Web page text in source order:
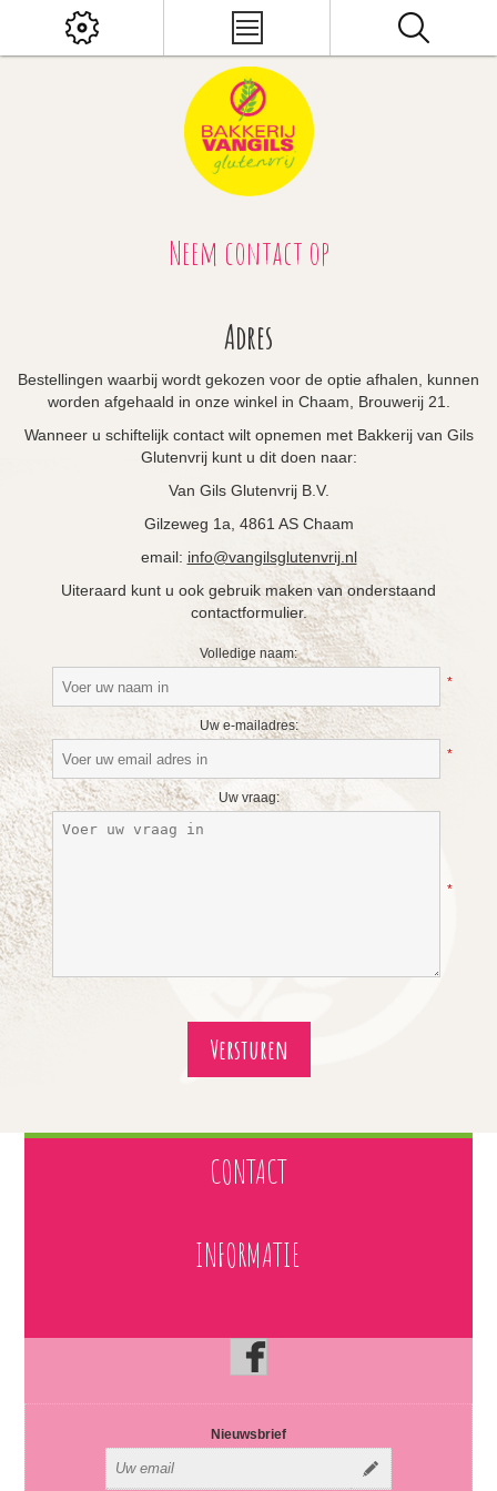
Neem contact op
Adres
Bestellingen waarbij wordt gekozen voor de optie afhalen, kunnen
worden afgehaald in onze winkel in Chaam, Brouwerij 21.
Wanneer u schiftelijk contact wilt opnemen met Bakkerij van Gils
Glutenvrij kunt u dit doen naar:
Van Gils Glutenvrij B.V.
Gilzeweg 1a, 4861 AS Chaam
email: info@vangilsglutenvrij.nl
Uiteraard kunt u ook gebruik maken van onderstaand
contactformulier.
Volledige naam:
*
Uw e-mailadres:
*
Uw vraag:
*
CONTACT
INFORMATIE
Nieuwsbrief